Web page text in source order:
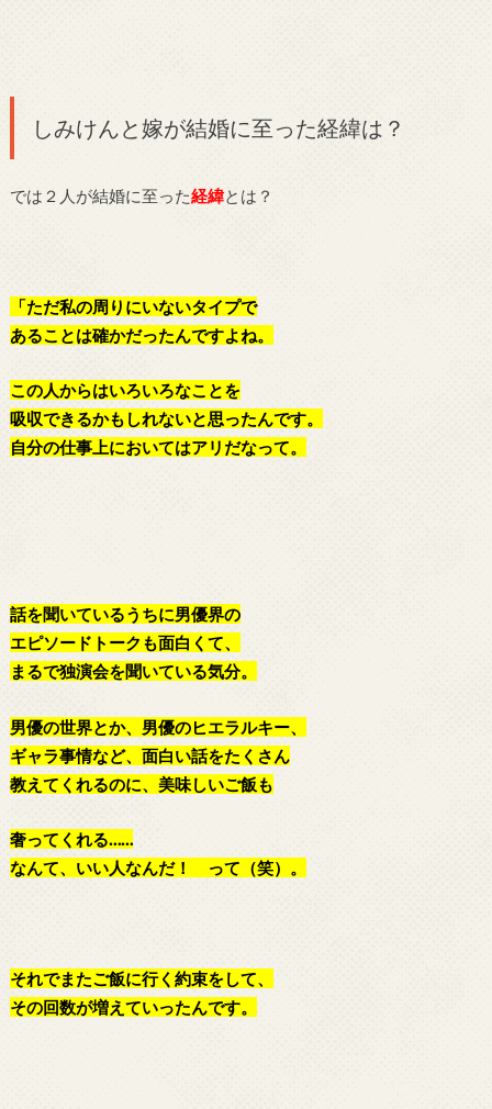
しみけんと嫁が結婚に至った経緯は？
では２人が結婚に至った経緯とは？
「ただ私の周りにいないタイプで
あることは確かだったんですよね。
この人からはいろいろなことを
吸収できるかもしれないと思ったんです。
自分の仕事上においてはアリだなって。
話を聞いているうちに男優界の
エピソードトークも面白くて、
まるで独演会を聞いている気分。
男優の世界とか、男優のヒエラルキー、
ギャラ事情など、面白い話をたくさん
教えてくれるのに、美味しいご飯も
奢ってくれる……
なんて、いい人なんだ！ って（笑）。
それでまたご飯に行く約束をして、
その回数が増えていったんです。